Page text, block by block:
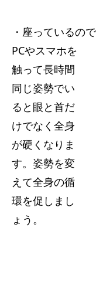
・座っているの
PCやスマホを
触って長時間
同じ姿勢でい
ると眼と首だ
けでなく全身
が硬くなりま
す。姿勢を変
えて全身の循
環を促しまし
ょう。